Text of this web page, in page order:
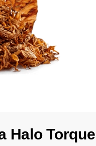
Halo Torque